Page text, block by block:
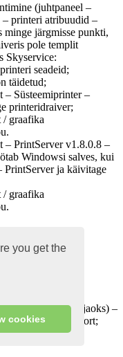
you get the
cookies
(juhtpaneel –
printeri atribuudid –
minge järgmisse punkti,
pole templit
Skyservice:
seadeid;
täidetud;
– Süsteemiprinter –
printeridraiver;
/ graafika
– PrintServer v1.8.0.8 –
Windowsi salves, kui
ja käivitage
/ graafika
(ainult Androidi jaoks) –
vastav USB-port;